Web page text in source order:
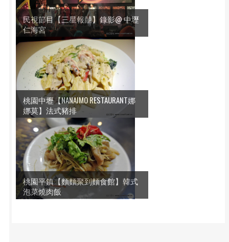
民視節目【三星報囍】錄影@ 中壢
仁海宮
桃園中壢【NANAIMO RESTAURANT娜
娜莫】法式豬排
桃園平鎮【麵麵聚到麵食館】韓式
泡菜燒肉飯